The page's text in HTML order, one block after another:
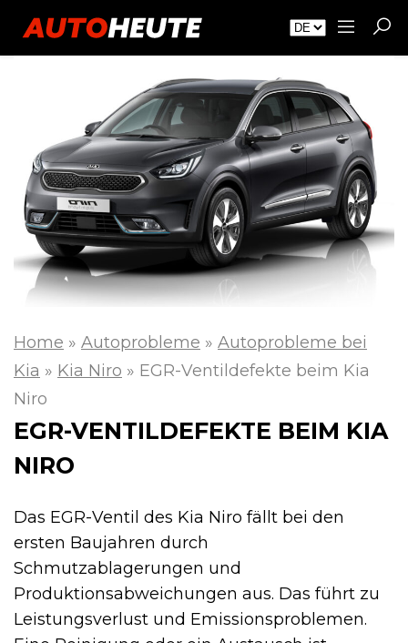
Home » Autoprobleme » Autoprobleme bei
Kia » Kia Niro » EGR-Ventildefekte beim Kia
Niro
EGR-VENTILDEFEKTE BEIM KIA
NIRO
Das EGR-Ventil des Kia Niro fällt bei den
ersten Baujahren durch
Schmutzablagerungen und
Produktionsabweichungen aus. Das führt zu
Leistungsverlust und Emissionsproblemen.